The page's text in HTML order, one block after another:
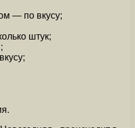
— по вкусу;
штук;